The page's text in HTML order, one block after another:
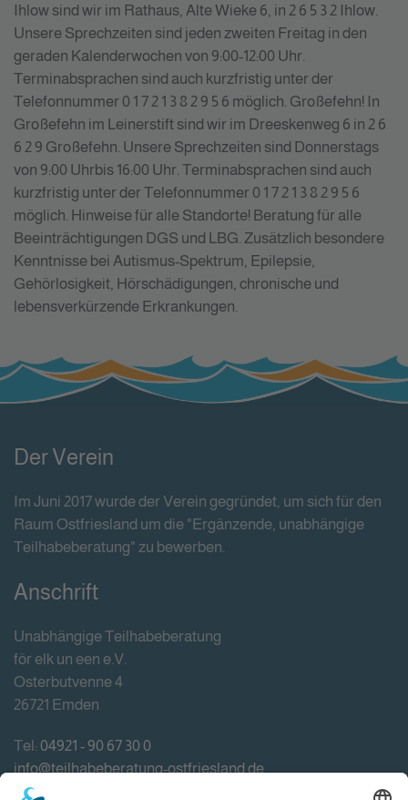
Ihlow sind wir im Rathaus, Alte Wieke 6, in 2 6 5 3 2 Ihlow.
Unsere Sprechzeiten sind jeden zweiten Freitag in den
geraden Kalenderwochen von 9:00-12:00 Uhr.
Terminabsprachen sind auch kurzfristig unter der
Telefonnummer 0 1 7 2 1 3 8 2 9 5 6 möglich. Großefehn! In
Großefehn im Leinerstift sind wir im Dreeskenweg 6 in 2 6
6 2 9 Großefehn. Unsere Sprechzeiten sind Donnerstags
von 9:00 Uhrbis 16:00 Uhr. Terminabsprachen sind auch
kurzfristig unter der Telefonnummer 0 1 7 2 1 3 8 2 9 5 6
möglich. Hinweise für alle Standorte! Beratung für alle
Beeinträchtigungen DGS und LBG. Zusätzlich besondere
Kenntnisse bei Autismus-Spektrum, Epilepsie,
Gehörlosigkeit, Hörschädigungen, chronische und
lebensverkürzende Erkrankungen.
Der Verein
Im Juni 2017 wurde der Verein gegründet, um sich für den
Raum Ostfriesland um die "Ergänzende, unabhängige
Teilhabeberatung" zu bewerben.
Anschrift
Unabhängige Teilhabeberatung
för elk un een e.V.
Osterbutvenne 4
26721 Emden
Tel: 04921 - 90 67 30 0
info@teilhabeberatung-ostfriesland.de